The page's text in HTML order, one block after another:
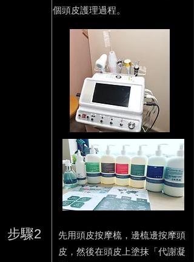
步驟2
個頭皮護理過程。
先用頭皮按摩梳，邊梳邊按摩頭
皮，然後在頭皮上塗抹「代謝凝